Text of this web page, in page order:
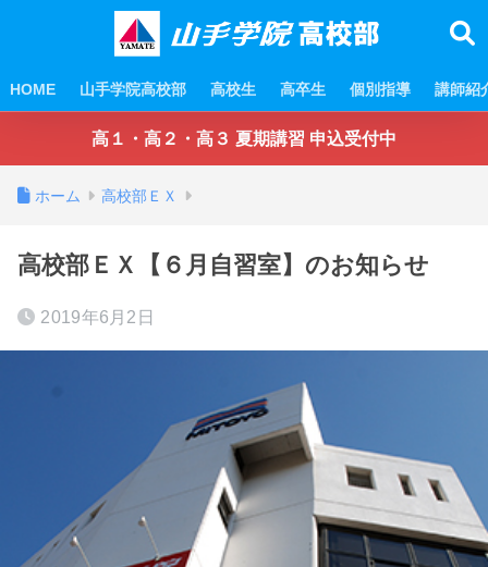
HOME 山手学院高校部 高校生 高卒生 個別指導 講師紹
高１・高２・高３ 夏期講習 申込受付中
ホーム 高校部ＥＸ
高校部ＥＸ【６月自習室】のお知らせ
2019年6月2日